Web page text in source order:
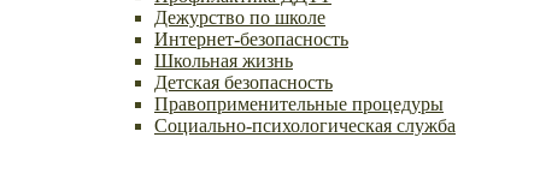
Дежурство по школе
Интернет-безопасность
Школьная жизнь
Детская безопасность
Правоприменительные процедуры
Социально-психологическая служба